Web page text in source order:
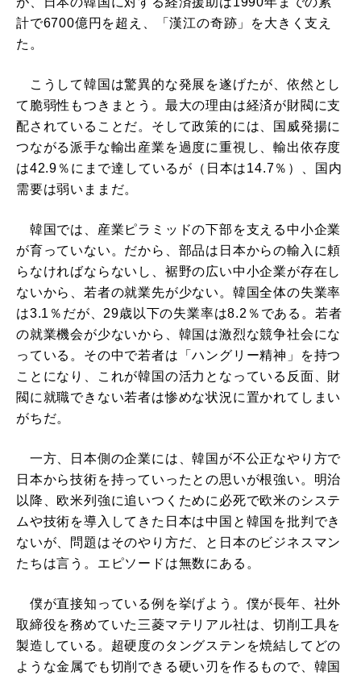
計で6700億円を超え、「漢江の奇跡」を大きく支え
た。
こうして韓国は驚異的な発展を遂げたが、依然とし
て脆弱性もつきまとう。最大の理由は経済が財閥に支
配されていることだ。そして政策的には、国威発揚に
つながる派手な輸出産業を過度に重視し、輸出依存度
は42.9％にまで達しているが（日本は14.7％）、国内
需要は弱いままだ。
韓国では、産業ピラミッドの下部を支える中小企業
が育っていない。だから、部品は日本からの輸入に頼
らなければならないし、裾野の広い中小企業が存在し
ないから、若者の就業先が少ない。韓国全体の失業率
は3.1％だが、29歳以下の失業率は8.2％である。若者
の就業機会が少ないから、韓国は激烈な競争社会にな
っている。その中で若者は「ハングリー精神」を持つ
ことになり、これが韓国の活力となっている反面、財
閥に就職できない若者は惨めな状況に置かれてしまい
がちだ。
一方、日本側の企業には、韓国が不公正なやり方で
日本から技術を持っていったとの思いが根強い。明治
以降、欧米列強に追いつくために必死で欧米のシステ
ムや技術を導入してきた日本は中国と韓国を批判でき
ないが、問題はそのやり方だ、と日本のビジネスマン
たちは言う。エピソードは無数にある。
僕が直接知っている例を挙げよう。僕が長年、社外
取締役を務めていた三菱マテリアル社は、切削工具を
製造している。超硬度のタングステンを焼結してどの
ような金属でも切削できる硬い刃を作るもので、韓国